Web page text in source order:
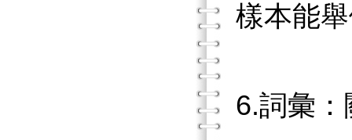
樣本能
6.詞彙